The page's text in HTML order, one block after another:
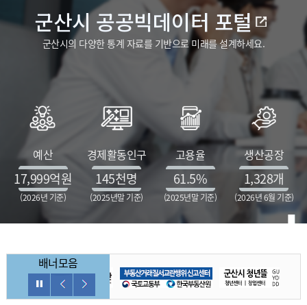
군산시 공공빅데이터 포털
군산시의 다양한 통계 자료를 기반으로 미래를 설계하세요.
예산
17,999억원
(2026년 기준)
경제활동인구
145천명
(2025년말 기준)
고용율
61.5%
(2025년말 기준)
생산공장
1,328개
(2026년 6월 기준)
배너모음